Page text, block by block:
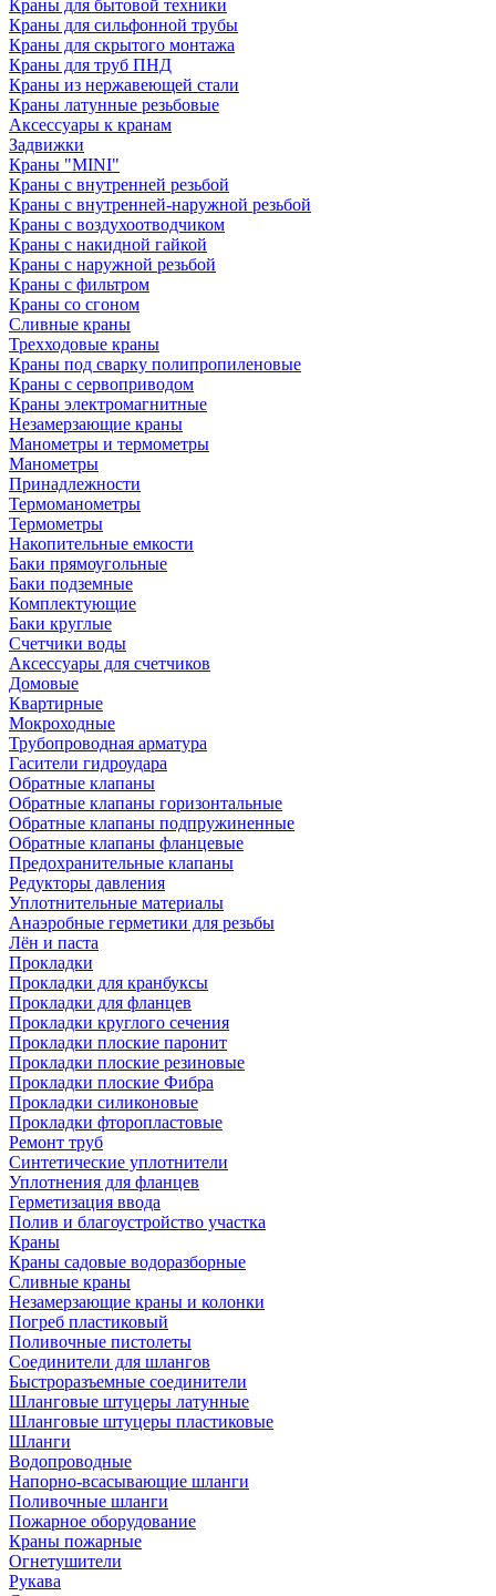
Краны для бытовой техники
Краны для сильфонной трубы
Краны для скрытого монтажа
Краны для труб ПНД
Краны из нержавеющей стали
Краны латунные резьбовые
Аксессуары к кранам
Задвижки
Краны "MINI"
Краны с внутренней резьбой
Краны с внутренней-наружной резьбой
Краны с воздухоотводчиком
Краны с накидной гайкой
Краны с наружной резьбой
Краны с фильтром
Краны со сгоном
Сливные краны
Трехходовые краны
Краны под сварку полипропиленовые
Краны с сервоприводом
Краны электромагнитные
Незамерзающие краны
Манометры и термометры
Манометры
Принадлежности
Термоманометры
Термометры
Накопительные емкости
Баки прямоугольные
Баки подземные
Комплектующие
Баки круглые
Счетчики воды
Аксессуары для счетчиков
Домовые
Квартирные
Мокроходные
Трубопроводная арматура
Гасители гидроудара
Обратные клапаны
Обратные клапаны горизонтальные
Обратные клапаны подпружиненные
Обратные клапаны фланцевые
Предохранительные клапаны
Редукторы давления
Уплотнительные материалы
Анаэробные герметики для резьбы
Лён и паста
Прокладки
Прокладки для кранбуксы
Прокладки для фланцев
Прокладки круглого сечения
Прокладки плоские паронит
Прокладки плоские резиновые
Прокладки плоские Фибра
Прокладки силиконовые
Прокладки фторопластовые
Ремонт труб
Синтетические уплотнители
Уплотнения для фланцев
Герметизация ввода
Полив и благоустройство участка
Краны
Краны садовые водоразборные
Сливные краны
Незамерзающие краны и колонки
Погреб пластиковый
Поливочные пистолеты
Соединители для шлангов
Быстроразъемные соединители
Шланговые штуцеры латунные
Шланговые штуцеры пластиковые
Шланги
Водопроводные
Напорно-всасывающие шланги
Поливочные шланги
Пожарное оборудование
Краны пожарные
Огнетушители
Рукава